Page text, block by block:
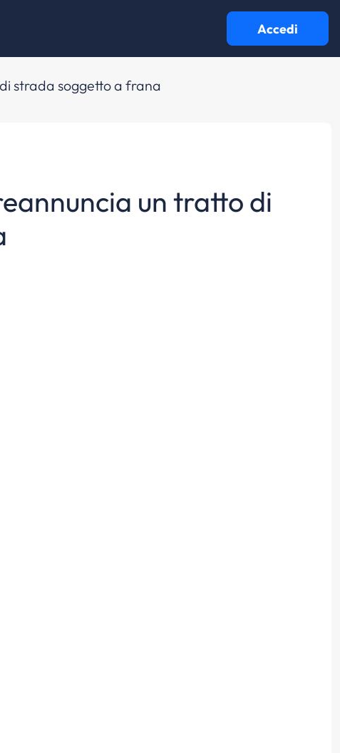
Accedi
strada soggetto a frana
un tratto di